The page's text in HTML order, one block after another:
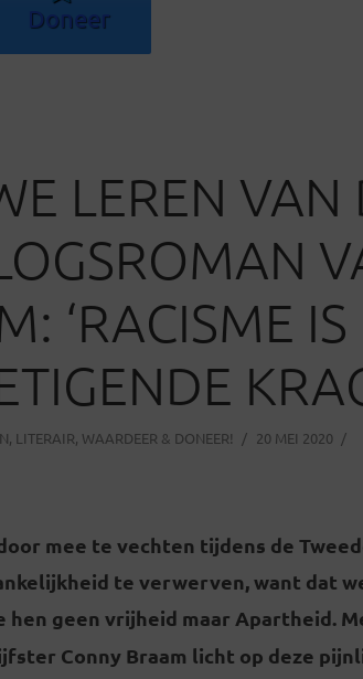
Doneer
LEREN VAN
‘RACISME IS
, LITERAIR, WAARDEER & DONEER!
20 MEI 2020
mee te vechten tijdens de
te verwerven, want dat
geen vrijheid maar Apartheid.
Conny Braam licht op deze